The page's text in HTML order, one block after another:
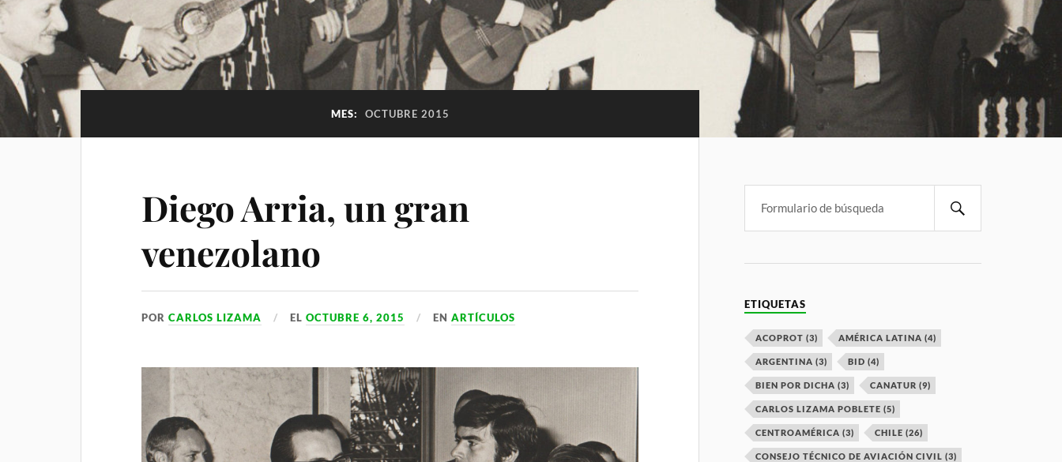
MES: OCTUBRE 2015
Diego Arria, un gran
venezolano
PORCARLOS LIZAMA ELOCTUBRE 6, 2015 ENARTÍCULOS
ETIQUETAS
ACOPROT (3) AMÉRICA LATINA (4)
ARGENTINA (3) BID (4)
BIEN POR DICHA (3) CANATUR (9)
CARLOS LIZAMA POBLETE (5)
CENTROAMÉRICA (3) CHILE (26)
CONSEJO TÉCNICO DE AVIACIÓN CIVIL (3)
pa
m
m
p
a
r
i